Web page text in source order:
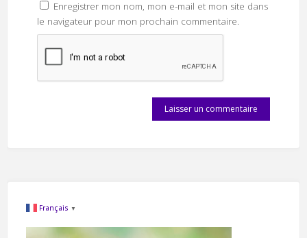
Enregistrer mon nom, mon e-mail et mon site dans
le navigateur pour mon prochain commentaire.
Français ▼